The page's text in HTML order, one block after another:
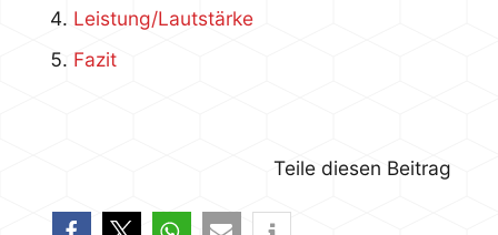
Leistung/Lautstärke
Fazit
Teile diesen Beitrag